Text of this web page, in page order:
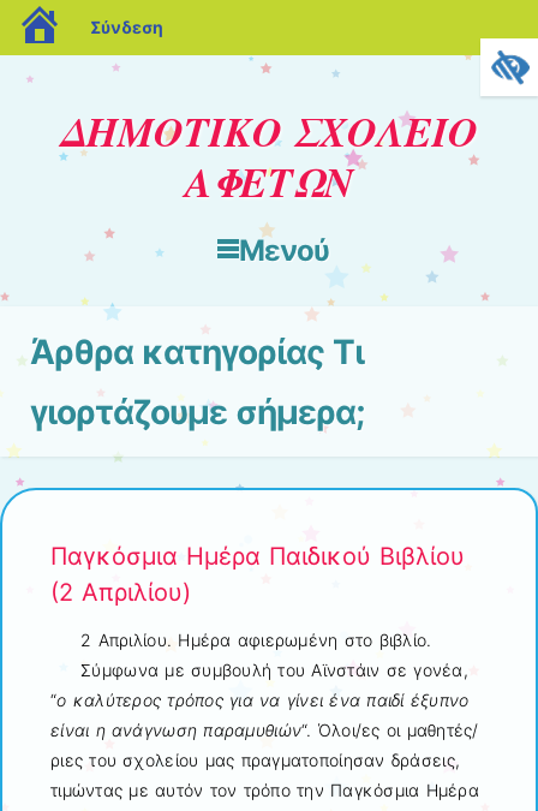
blogs.sch.gr
Σύνδεση
ΔΗΜΟΤΙΚΟ ΣΧΟΛΕΙΟ
ΑΦΕΤΩΝ
Μενού
Μετάβαση στο περιεχόμενο
Άρθρα κατηγορίας Τι
γιορτάζουμε σήμερα;
Παγκόσμια Ημέρα Παιδικού Βιβλίου
(2 Απριλίου)
2 Απριλίου. Ημέρα αφιερωμένη στο βιβλίο.
Σύμφωνα με συμβουλή του Αϊνστάιν σε γονέα,
“ο καλύτερος τρόπος για να γίνει ένα παιδί έξυπνο
είναι η ανάγνωση παραμυθιών“. Όλοι/ες οι μαθητές/
ριες του σχολείου μας πραγματοποίησαν δράσεις,
τιμώντας με αυτόν τον τρόπο την Παγκόσμια Ημέρα